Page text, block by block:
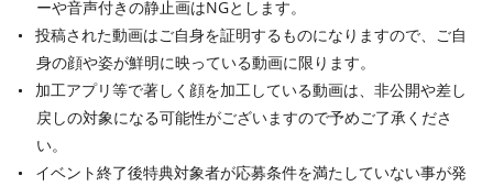
ーや音声付きの静止画はNGとします。
投稿された動画はご自身を証明するものになりますので、ご自
身の顔や姿が鮮明に映っている動画に限ります。
加工アプリ等で著しく顔を加工している動画は、非公開や差し
戻しの対象になる可能性がございますので予めご了承くださ
い。
イベント終了後特典対象者が応募条件を満たしていない事が発